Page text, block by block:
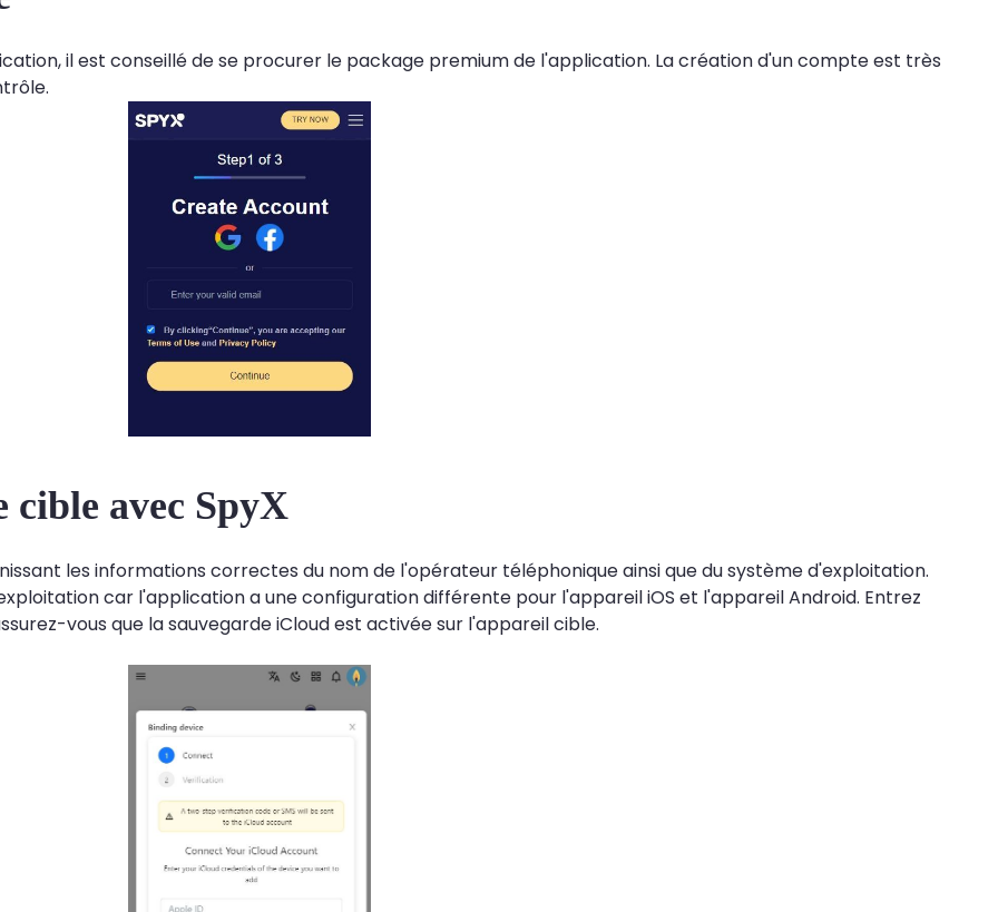
il est conseillé de se procurer le package premium de l'application. La création d'un compte est très
cible avec SpyX
les informations correctes du nom de l'opérateur téléphonique ainsi que du système d'exploitation.
car l'application a une configuration différente pour l'appareil iOS et l'appareil Android. Entrez
vous que la sauvegarde iCloud est activée sur l'appareil cible.